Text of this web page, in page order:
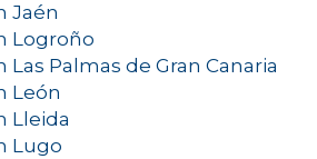
Jaén
Logroño
Las Palmas de Gran Canaria
León
Lleida
Lugo